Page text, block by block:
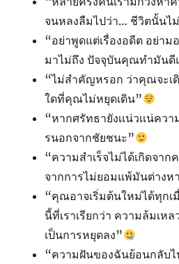
จนหลงลืมไปว่า… ชีวิตนั้นไ
“อย่าพูดแต่เรื่องอดีต อย่า
มาไม่ถึง ปัจจุบันคุณทำมันดี
“ไม่สำคัญหรอก ว่าคุณจะเ
ใดที่คุณไม่หยุดเดิน”
“หากศรัทธายังเเน่วเเน่คว
รนอกจากชัยชนะ”
“ความสำเร็จไม่ได้เกิดจาก
จากการไม่ยอมแพ้มันต่างห
“คุณอาจเริ่มต้นใหม่ได้ทุกเ
นี้ที่เราเรียกว่า ความล้มเห
เป็นการหยุดลง”
“ความฝันของฉันย้อนกลับไ